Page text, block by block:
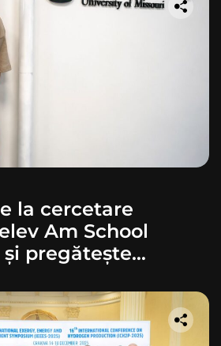
la cercetare
Am School
pregătește